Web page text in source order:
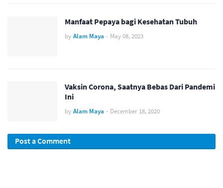
Manfaat Pepaya bagi Kesehatan Tubuh
by Alam Maya - May 08, 2023
Vaksin Corona, Saatnya Bebas Dari Pandemi
Ini
by Alam Maya - December 18, 2020
Post a Comment